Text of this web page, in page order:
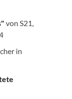
von S21,
in